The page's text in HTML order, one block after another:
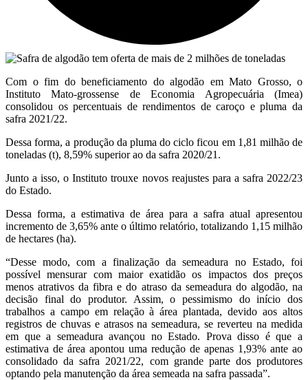
Com o fim do beneficiamento do algodão em Mato Grosso, o
Instituto Mato-grossense de Economia Agropecuária (Imea)
consolidou os percentuais de rendimentos de caroço e pluma da
safra 2021/22.
Dessa forma, a produção da pluma do ciclo ficou em 1,81 milhão de
toneladas (t), 8,59% superior ao da safra 2020/21.
Junto a isso, o Instituto trouxe novos reajustes para a safra 2022/23
do Estado.
Dessa forma, a estimativa de área para a safra atual apresentou
incremento de 3,65% ante o último relatório, totalizando 1,15 milhão
de hectares (ha).
“Desse modo, com a finalização da semeadura no Estado, foi
possível mensurar com maior exatidão os impactos dos preços
menos atrativos da fibra e do atraso da semeadura do algodão, na
decisão final do produtor. Assim, o pessimismo do início dos
trabalhos a campo em relação à área plantada, devido aos altos
registros de chuvas e atrasos na semeadura, se reverteu na medida
em que a semeadura avançou no Estado. Prova disso é que a
estimativa de área apontou uma redução de apenas 1,93% ante ao
consolidado da safra 2021/22, com grande parte dos produtores
optando pela manutenção da área semeada na safra passada”.